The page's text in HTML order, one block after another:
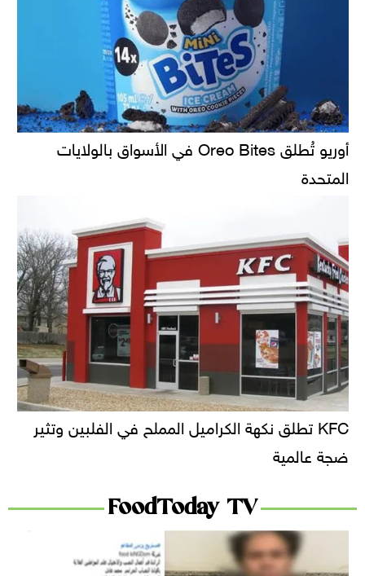
أوريو تُطلق Oreo Bites في الأسواق بالولايات
المتحدة
KFC تطلق نكهة الكراميل المملح في الفلبين وتثير
ضجة عالمية
FoodToday TV